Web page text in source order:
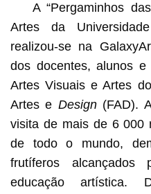
A “Pergaminhos
Artes da
realizou-se na
dos docentes, alunos
Artes Visuais e Artes
Artes e Design (FAD).
visita de mais de 6 000
de todo o mundo,
frutíferos
educação artística.